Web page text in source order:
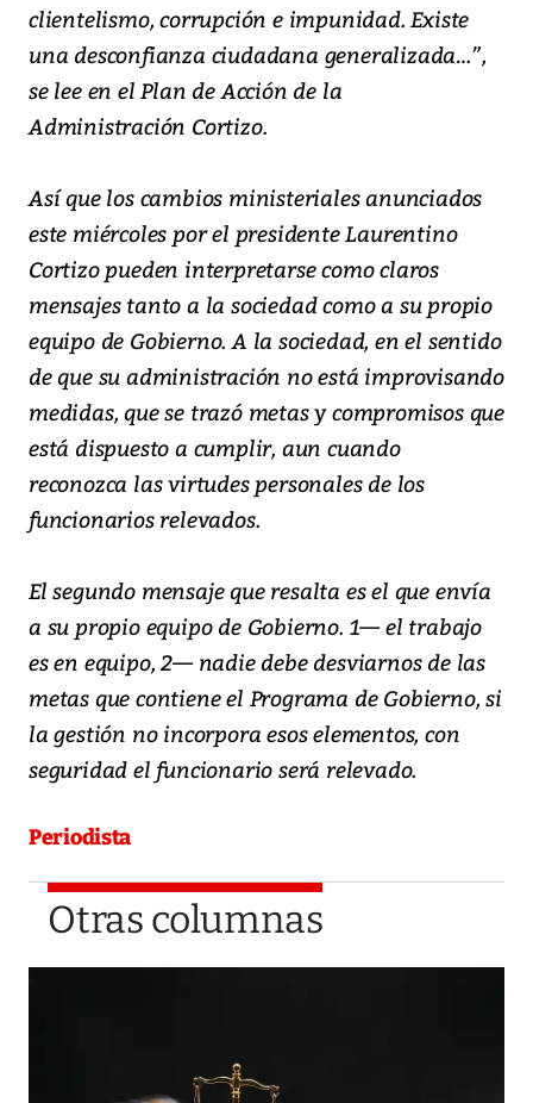
clientelismo, corrupción e impunidad. Existe
una desconfianza ciudadana generalizada…”,
se lee en el Plan de Acción de la
Administración Cortizo.
Así que los cambios ministeriales anunciados
este miércoles por el presidente Laurentino
Cortizo pueden interpretarse como claros
mensajes tanto a la sociedad como a su propio
equipo de Gobierno. A la sociedad, en el sentido
de que su administración no está improvisando
medidas, que se trazó metas y compromisos que
está dispuesto a cumplir, aun cuando
reconozca las virtudes personales de los
funcionarios relevados.
El segundo mensaje que resalta es el que envía
a su propio equipo de Gobierno. 1— el trabajo
es en equipo, 2— nadie debe desviarnos de las
metas que contiene el Programa de Gobierno, si
la gestión no incorpora esos elementos, con
seguridad el funcionario será relevado.
Periodista
Otras columnas